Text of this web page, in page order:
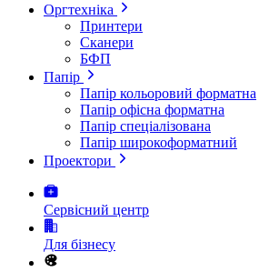
Оргтехніка
Принтери
Сканери
БФП
Папір
Папір кольоровий форматна
Папір офісна форматна
Папір спеціалізована
Папір широкоформатний
Проектори
Сервісний центр
Для бізнесу